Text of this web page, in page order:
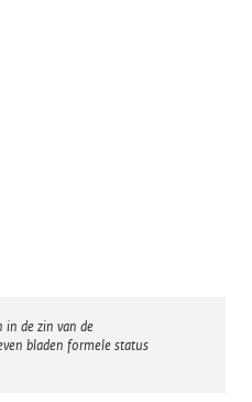
in de zin van de
bladen formele status